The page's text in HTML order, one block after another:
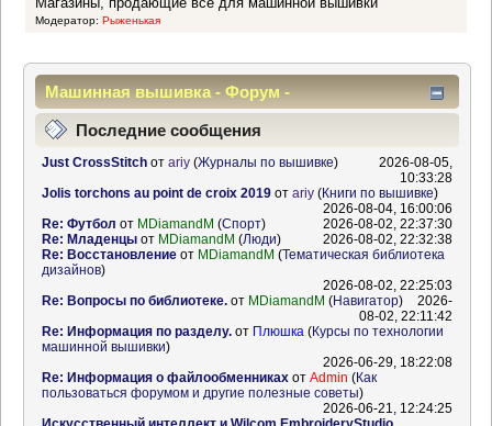
Модератор: Рыженькая
Машинная вышивка - Форум -
Информационный центр
Последние сообщения
Just CrossStitchот ariy(Журналы по вышивке)
2026-08-05,
10:33:28
Jolis torchons au point de croix 2019от ariy(Книги по вышивке)
2026-08-04, 16:00:06
Re: Футбол от MDiamandM (Спорт)
2026-08-02, 22:37:30
Re: Младенцыот MDiamandM (Люди)
2026-08-02, 22:32:38
Re: Восстановлениеот MDiamandM (Тематическая библиотека
дизайнов)
2026-08-02, 22:25:03
Re: Вопросы по библиотеке.от MDiamandM (Навигатор)
2026-
08-02, 22:11:42
Re: Информация по разделу.от Плюшка (Курсы по технологии
машинной вышивки)
2026-06-29, 18:22:08
Re: Информация о файлообменникахот Admin (Как
пользоваться форумом и другие полезные советы)
2026-06-21, 12:24:25